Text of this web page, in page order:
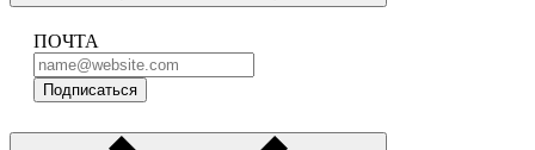
ПОЧТА
Подписаться